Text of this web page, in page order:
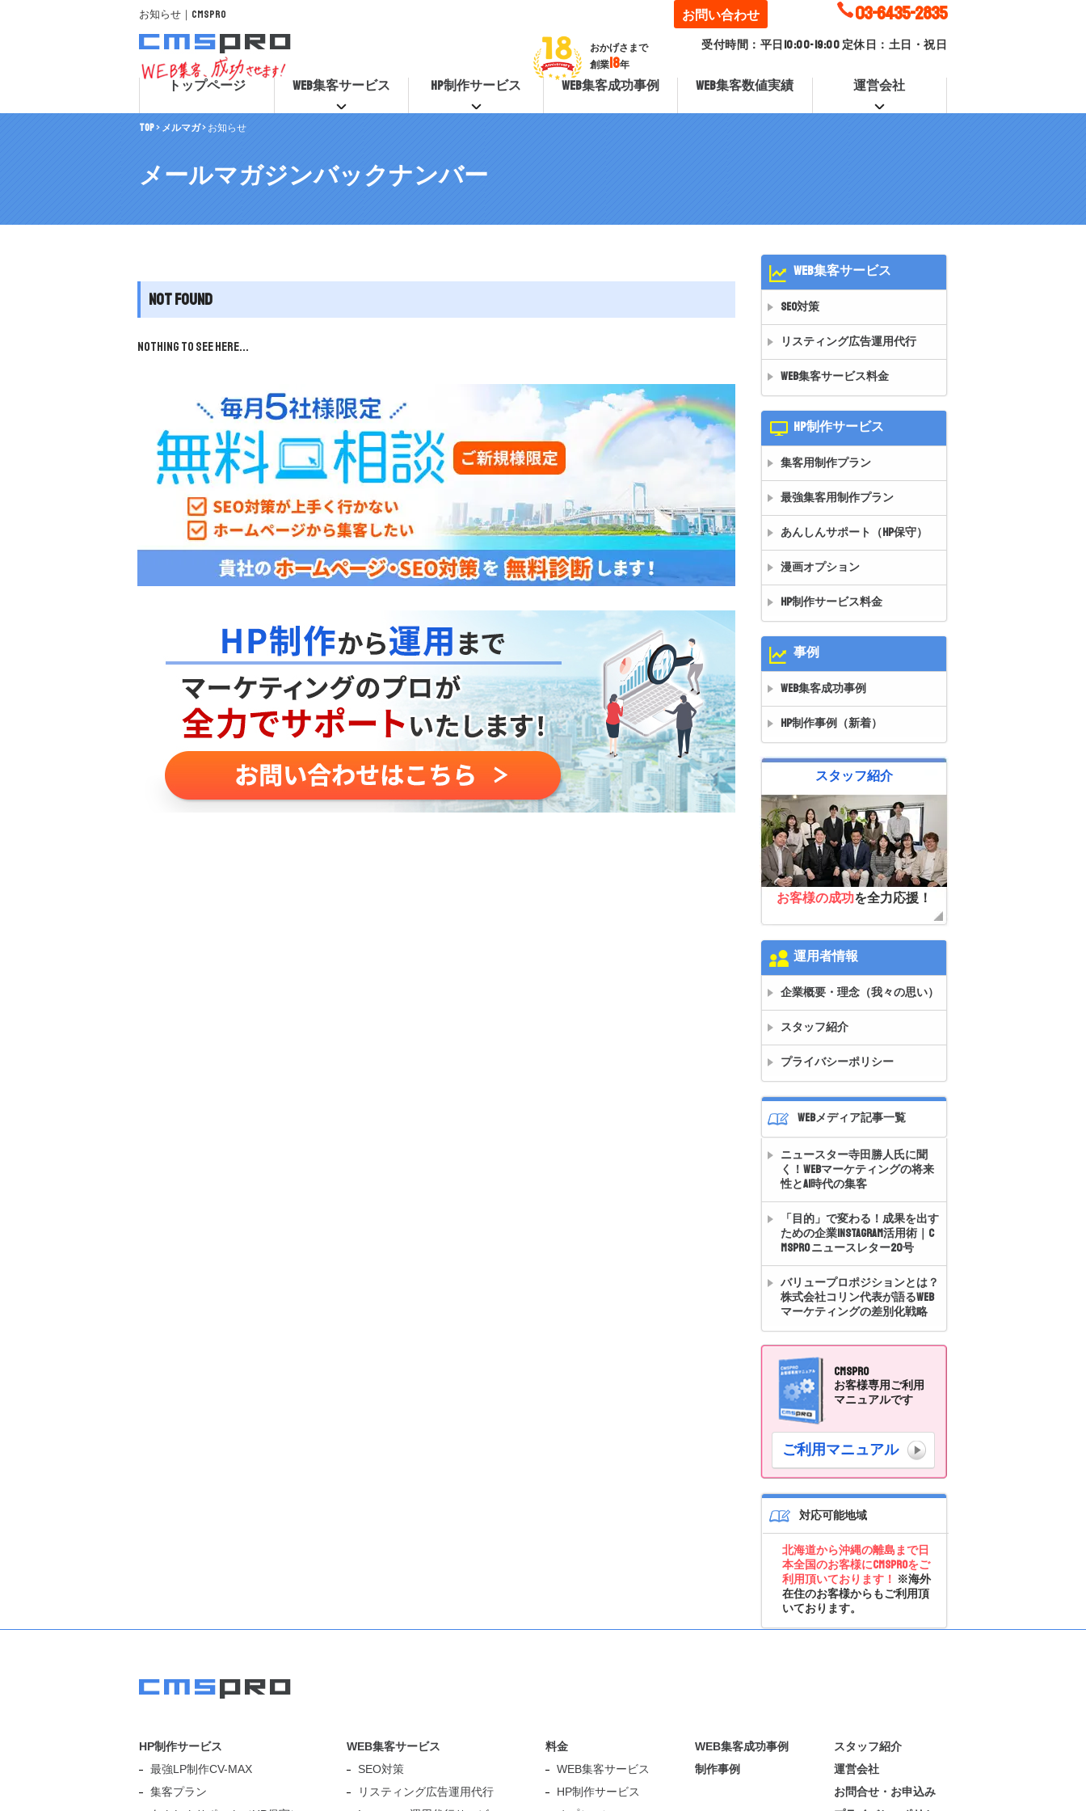
お知らせ｜CMSpro
おかげさまで
創業18年
お問い合わせ 03-6435-2835
受付時間：平日10:00-19:00 定休日：土日・祝日
トップページ WEB集客サービス HP制作サービス WEB集客成功事例 WEB集客数値実績 運営会社
TOP> メルマガ> お知らせ
メールマガジンバックナンバー
Not Found
Nothing to see here...
WEB集客サービス
SEO対策
リスティング広告運用代行
WEB集客サービス料金
HP制作サービス
集客用制作プラン
最強集客用制作プラン
あんしんサポート（HP保守）
漫画オプション
HP制作サービス料金
事例
WEB集客成功事例
HP制作事例（新着）
スタッフ紹介
お客様の成功を全力応援！
運用者情報
企業概要・理念（我々の思い）
スタッフ紹介
プライバシーポリシー
WEBメディア記事一覧
ニュースター寺田勝人氏に聞
く！WEBマーケティングの将来
性とAI時代の集客
「目的」で変わる！成果を出す
ための企業Instagram活用術｜C
MSpro ニュースレター20号
バリュープロポジションとは？
株式会社コリン代表が語るWeb
マーケティングの差別化戦略
CMSpro
お客様専用ご利用
マニュアルです
ご利用マニュアル
対応可能地域
北海道から沖縄の離島まで日
本全国のお客様にCMSproをご
利用頂いております！ ※海外
在住のお客様からもご利用頂
いております。
HP制作サービス
最強LP制作CV-MAX
集客プラン
WEB集客サービス
SEO対策
リスティング広告運用代行
料金
WEB集客サービス
HP制作サービス
WEB集客成功事例
制作事例
スタッフ紹介
運営会社
お問合せ・お申込み